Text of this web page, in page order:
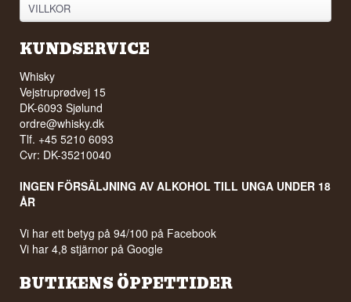
VILLKOR
KUNDSERVICE
Whisky
Vejstruprødvej 15
DK-6093 Sjølund
ordre@whisky.dk
Tlf. +45 5210 6093
Cvr: DK-35210040
INGEN FÖRSÄLJNING AV ALKOHOL TILL UNGA UNDER 18
ÅR
Vi har ett betyg på 94/100 på Facebook
Vi har 4,8 stjärnor på Google
BUTIKENS ÖPPETTIDER